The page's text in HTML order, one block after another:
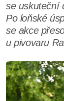
se uskuteční
Po loňské
se akce
u pivovaru